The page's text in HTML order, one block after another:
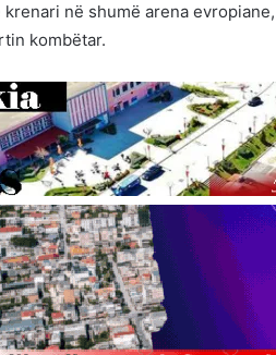
në shumë arena
kombëtar.